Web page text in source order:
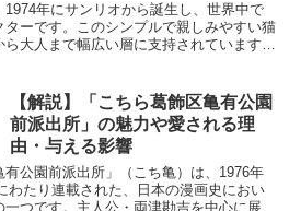
年にサンリオから誕生し、世界中で
ーです。このシンプルで親しみやすい猫
大人まで幅広い層に支持されています。
【解説】「こちら葛飾区亀有公園
前派出所」の魅力や愛される理
由・与える影響
公園前派出所」（こち亀）は、1976年
わたり連載された、日本の漫画史におい
つです。主人公・両津勘吉を中心に展開